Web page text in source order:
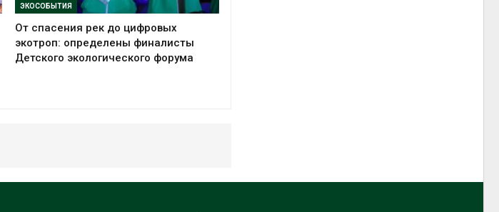
ЭКОСОБЫТИЯ
От спасения рек до цифровых
экотроп: определены финалисты
Детского экологического форума